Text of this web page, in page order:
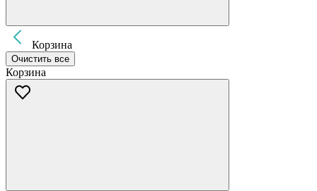
Корзина
Очистить все
Корзина